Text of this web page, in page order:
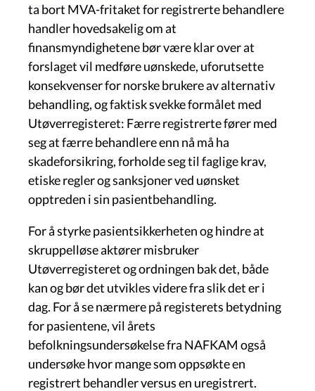
ta bort MVA-fritaket for registrerte behandlere
handler hovedsakelig om at
finansmyndighetene bør være klar over at
forslaget vil medføre uønskede, uforutsette
konsekvenser for norske brukere av alternativ
behandling, og faktisk svekke formålet med
Utøverregisteret: Færre registrerte fører med
seg at færre behandlere enn nå må ha
skadeforsikring, forholde seg til faglige krav,
etiske regler og sanksjoner ved uønsket
opptreden i sin pasientbehandling.
For å styrke pasientsikkerheten og hindre at
skruppelløse aktører misbruker
Utøverregisteret og ordningen bak det, både
kan og bør det utvikles videre fra slik det er i
dag. For å se nærmere på registerets betydning
for pasientene, vil årets
befolkningsundersøkelse fra NAFKAM også
undersøke hvor mange som oppsøkte en
registrert behandler versus en uregistrert.